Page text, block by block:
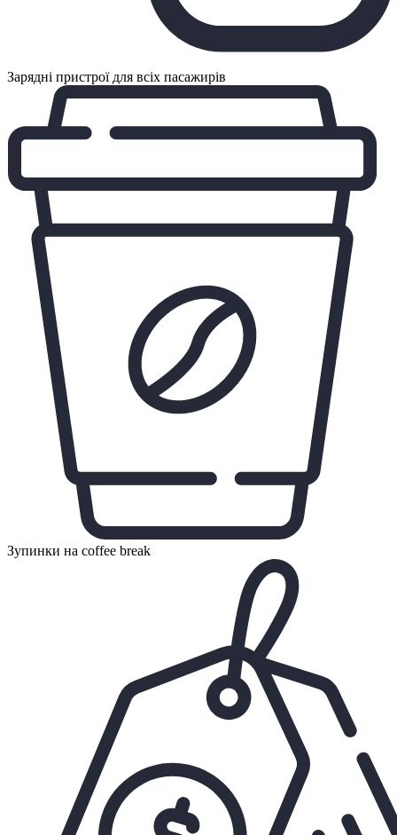
Зарядні пристрої для всіх пасажирів
Зупинки на coffee break